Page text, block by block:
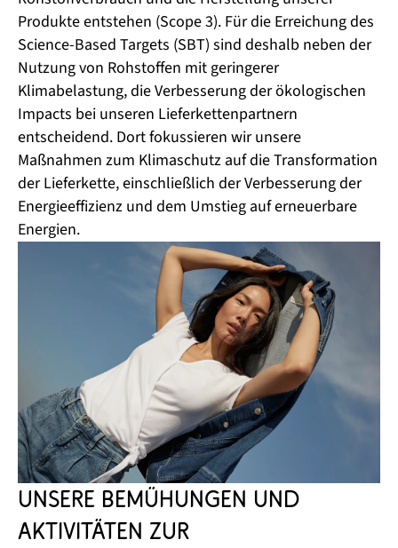
Produkte entstehen (Scope 3). Für die Erreichung des
Science-Based Targets (SBT) sind deshalb neben der
Nutzung von Rohstoffen mit geringerer
Klimabelastung, die Verbesserung der ökologischen
Impacts bei unseren Lieferkettenpartnern
entscheidend. Dort fokussieren wir unsere
Maßnahmen zum Klimaschutz auf die Transformation
der Lieferkette, einschließlich der Verbesserung der
Energieeffizienz und dem Umstieg auf erneuerbare
Energien. ​
Unsere Bemühungen und
Aktivitäten zur